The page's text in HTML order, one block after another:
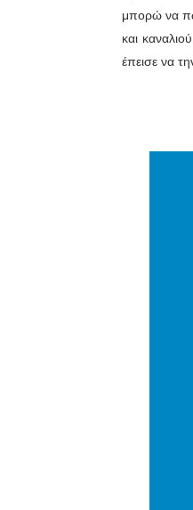
μπορώ να πω
και
έπεισε να